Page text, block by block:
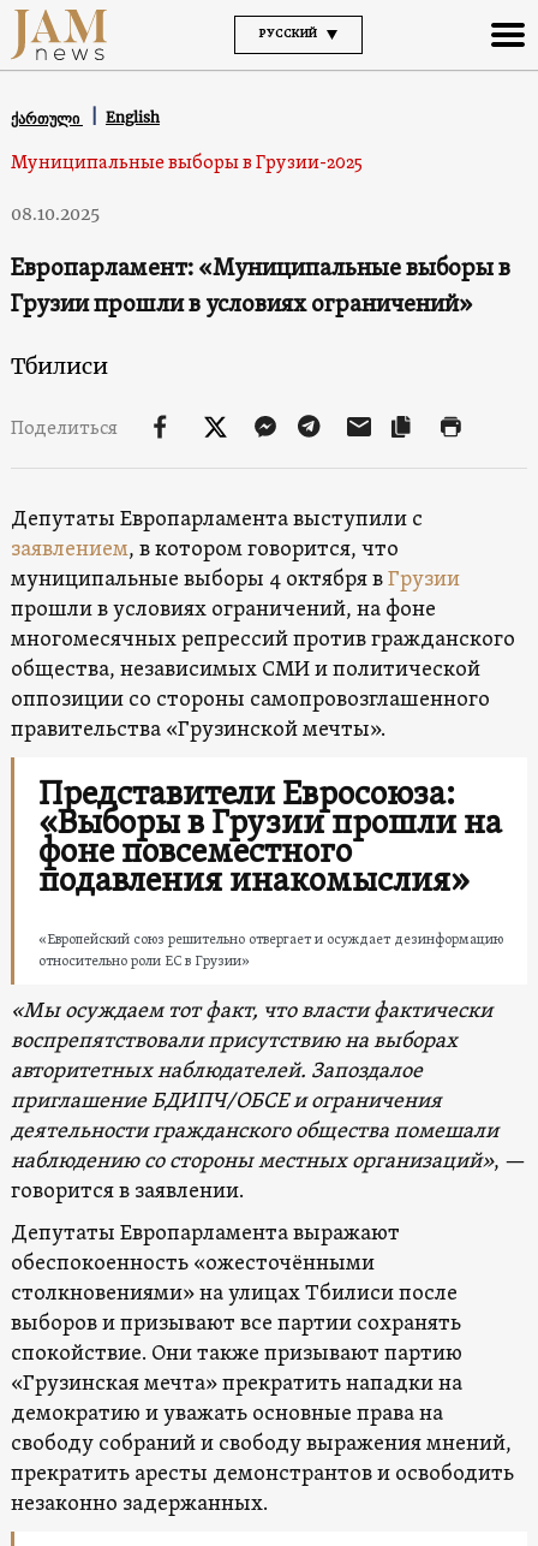
РУССКИЙ
ქართული English
Муниципальные выборы в Грузии-2025
08.10.2025
Европарламент: «Муниципальные выборы в
Грузии прошли в условиях ограничений»
Тбилиси
Поделиться
Депутаты Европарламента выступили с
заявлением, в котором говорится, что
муниципальные выборы 4 октября вГрузии
прошли в условиях ограничений, на фоне
многомесячных репрессий против гражданского
общества, независимых СМИ и политической
оппозиции со стороны самопровозглашенного
правительства «Грузинской мечты».
Представители Евросоюза:
«Выборы в Грузии прошли на
фоне повсеместного
подавления инакомыслия»
«Европейский союз решительно отвергает и осуждает дезинформацию
относительно роли ЕС в Грузии»
«Мы осуждаем тот факт, что власти фактически
воспрепятствовали присутствию на выборах
авторитетных наблюдателей. Запоздалое
приглашение БДИПЧ/ОБСЕ и ограничения
деятельности гражданского общества помешали
наблюдению со стороны местных организаций», —
говорится в заявлении.
Депутаты Европарламента выражают
обеспокоенность «ожесточёнными
столкновениями» на улицах Тбилиси после
выборов и призывают все партии сохранять
спокойствие. Они также призывают партию
«Грузинская мечта» прекратить нападки на
демократию и уважать основные права на
свободу собраний и свободу выражения мнений,
прекратить аресты демонстрантов и освободить
незаконно задержанных.